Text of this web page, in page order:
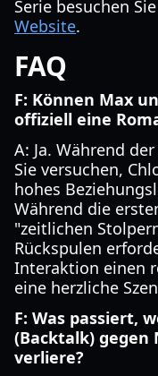
Serie besuchen
Website.
FAQ
F: Können Max
offiziell eine
A: Ja. Während
Sie versuchen,
hohes
Während die
"zeitlichen
Rückspulen
Interaktion einen
eine herzliche
F: Was passiert,
(Backtalk) gegen
verliere?